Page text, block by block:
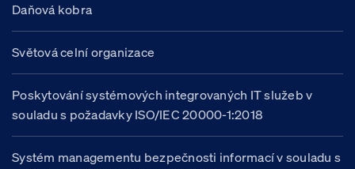
Daňová kobra
Světová celní organizace
Poskytování systémových integrovaných IT služeb v
souladu s požadavky ISO/IEC 20000-1:2018
Systém managementu bezpečnosti informací v souladu s